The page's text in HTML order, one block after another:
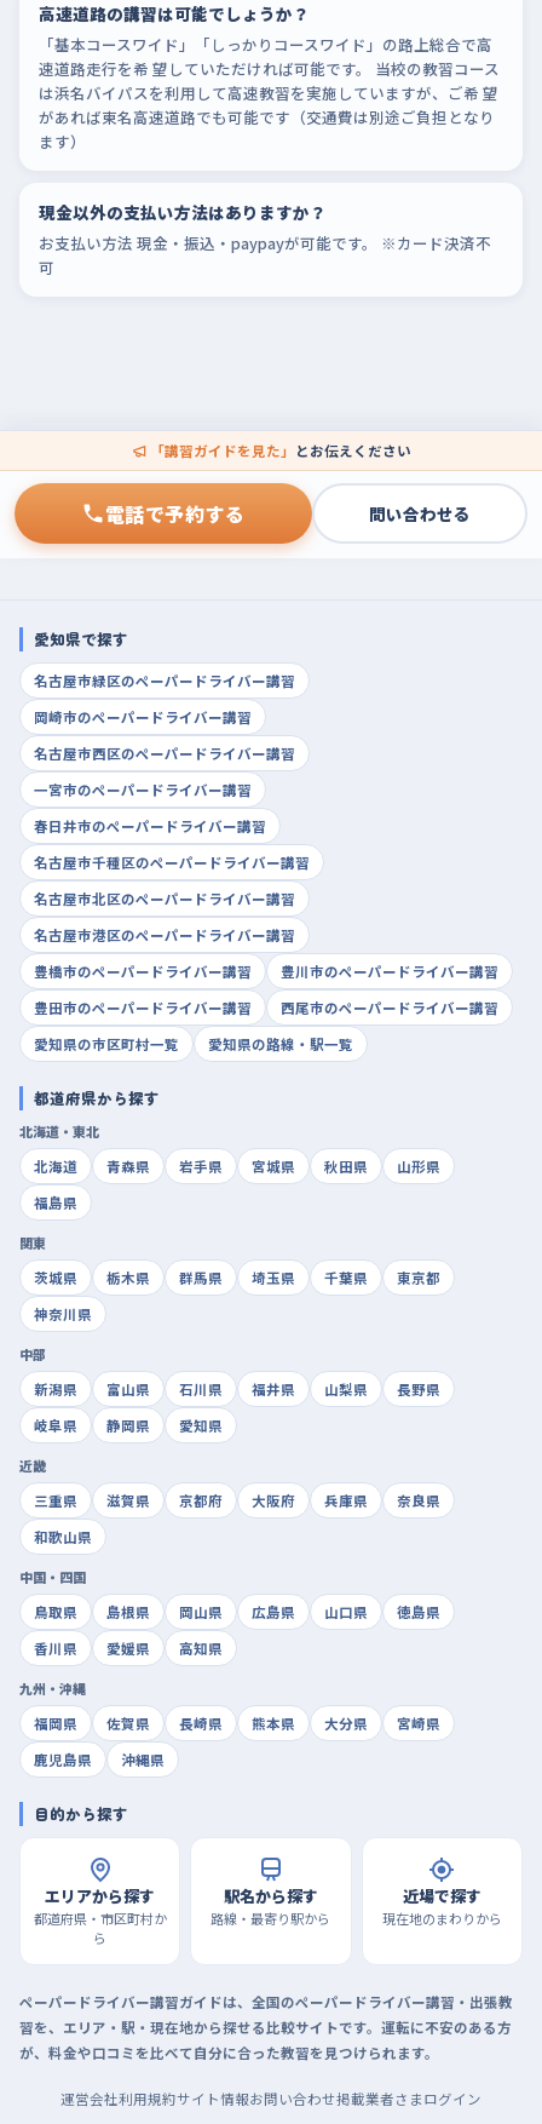
高速道路の講習は可能でしょうか？
「基本コースワイド」「しっかりコースワイド」の路上総合で高
速道路走行を希 望していただければ可能です。 当校の教習コース
は浜名バイパスを利用して高速教習を実施していますが、ご希 望
があれば東名高速道路でも可能です（交通費は別途ご負担となり
ます）
現金以外の支払い方法はありますか？
お支払い方法 現金・振込・paypayが可能です。 ※カード決済不
可
「講習ガイドを見た」 とお伝えください
電話で予約する 問い合わせる
愛知県で探す
名古屋市緑区のペーパードライバー講習
岡崎市のペーパードライバー講習
名古屋市西区のペーパードライバー講習
一宮市のペーパードライバー講習
春日井市のペーパードライバー講習
名古屋市千種区のペーパードライバー講習
名古屋市北区のペーパードライバー講習
名古屋市港区のペーパードライバー講習
豊橋市のペーパードライバー講習
豊川市のペーパードライバー講習
豊田市のペーパードライバー講習
西尾市のペーパードライバー講習
愛知県の市区町村一覧
愛知県の路線・駅一覧
都道府県から探す
北海道・東北
北海道
青森県 岩手県 宮城県 秋田県
山形県
福島県
関東
茨城県
栃木県 群馬県 埼玉県 千葉県
東京都
神奈川県
中部
新潟県
富山県 石川県 福井県 山梨県
長野県
岐阜県
静岡県 愛知県
近畿
三重県
滋賀県 京都府 大阪府 兵庫県
奈良県
和歌山県
中国・四国
鳥取県
島根県 岡山県 広島県 山口県
徳島県
香川県
愛媛県 高知県
九州・沖縄
福岡県
佐賀県 長崎県 熊本県 大分県
宮崎県
鹿児島県
沖縄県
目的から探す
エリアから探す
都道府県・市区町村か
ら
駅名から探す
路線・最寄り駅から
近場で探す
現在地のまわりから
ペーパードライバー講習ガイドは、全国のペーパードライバー講習・出張教
習を、エリア・駅・現在地から探せる比較サイトです。運転に不安のある方
が、料金や口コミを比べて自分に合った教習を見つけられます。
運営会社利用規約サイト情報お問い合わせ掲載業者さまログイン